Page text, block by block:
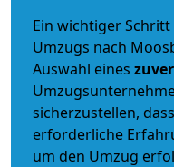
Ein wichtiger
Umzugs nach
Auswahl eines
sicherzustellen,
erforderliche
um den Umzug